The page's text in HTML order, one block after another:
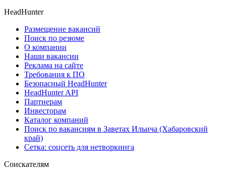
HeadHunter
Размещение вакансий
Поиск по резюме
О компании
Наши вакансии
Реклама на сайте
Требования к ПО
Безопасный HeadHunter
HeadHunter API
Партнерам
Инвесторам
Каталог компаний
Поиск по вакансиям в Заветах Ильича (Хабаровский
край)
Сетка: соцсеть для нетворкинга
Соискателям